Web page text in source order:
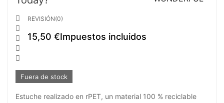





REVISIÓN(0)
15,50 €Impuestos incluidos
Fuera de stock
Estuche realizado en rPET, un material 100 % reciclable